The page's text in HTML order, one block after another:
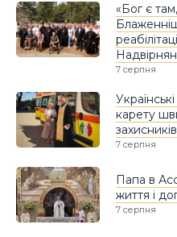
«Бог є
7 серпня
карету
7 серпня
Папа в
життя і
7 серпня